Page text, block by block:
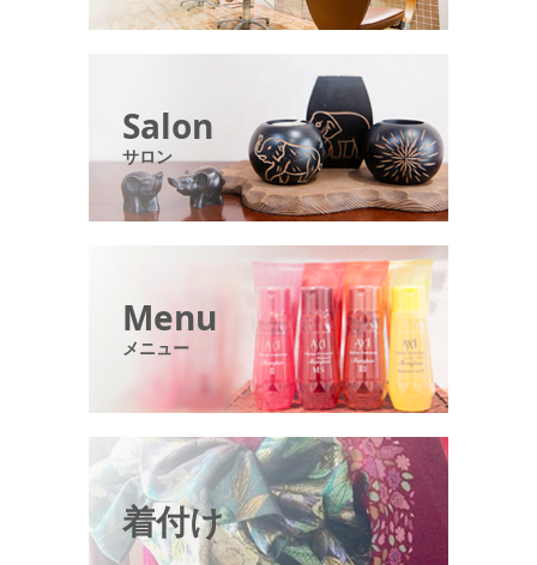
Salon
サロン
Menu
メニュー
着付け